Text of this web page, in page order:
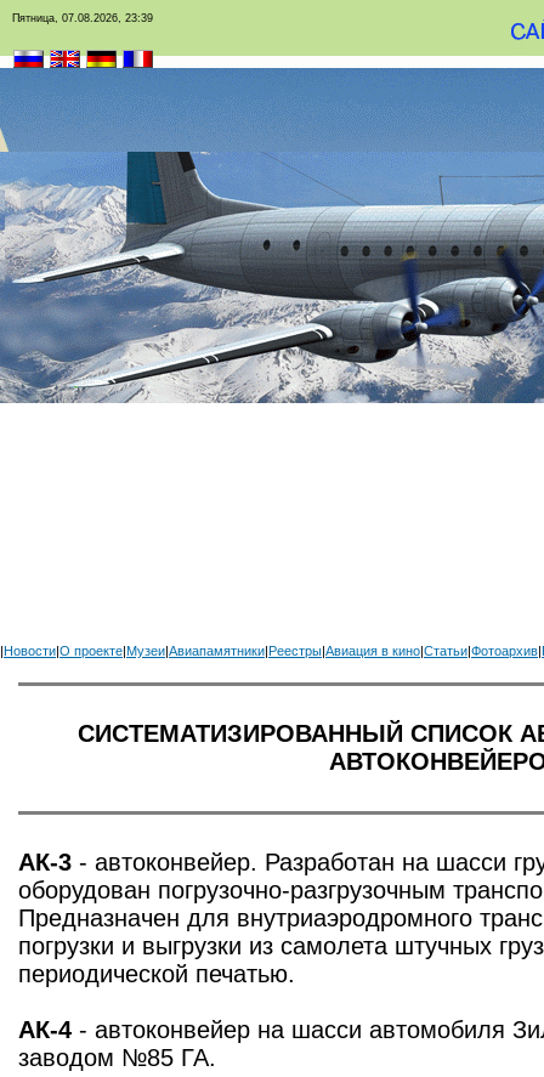
Пятница, 07.08.2026, 23:39
|Новости|О проекте|Музеи|Авиапамятники|Реестры|Авиация в кино|Статьи|Фотоархив|
СИСТЕМАТИЗИРОВАННЫЙ СПИСОК
АК-3- автоконвейер. Разработан на шасси
оборудован погрузочно-разгрузочным
Предназначен для внутриаэродромного
погрузки и выгрузки из самолета штучных
периодической печатью.
АК-4- автоконвейер на шасси автомобиля
заводом №85 ГА.